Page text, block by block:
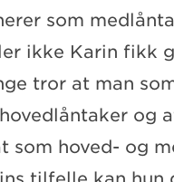
som
ikke Karin fikk
tror at man
og
som hoved- og